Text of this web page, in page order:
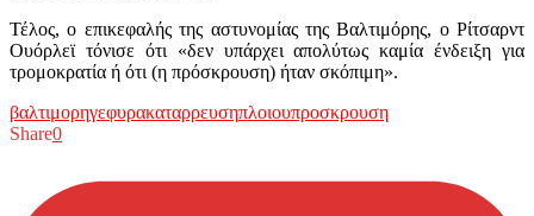
Τέλος, ο επικεφαλής της αστυνομίας της Βαλτιμόρης, ο Ρίτσαρντ
Ουόρλεϊ τόνισε ότι «δεν υπάρχει απολύτως καμία ένδειξη για
τρομοκρατία ή ότι (η πρόσκρουση) ήταν σκόπιμη».
βαλτιμορηγεφυρακαταρρευσηπλοιουπροσκρουση
Share0